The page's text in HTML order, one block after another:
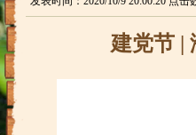
建党节 |